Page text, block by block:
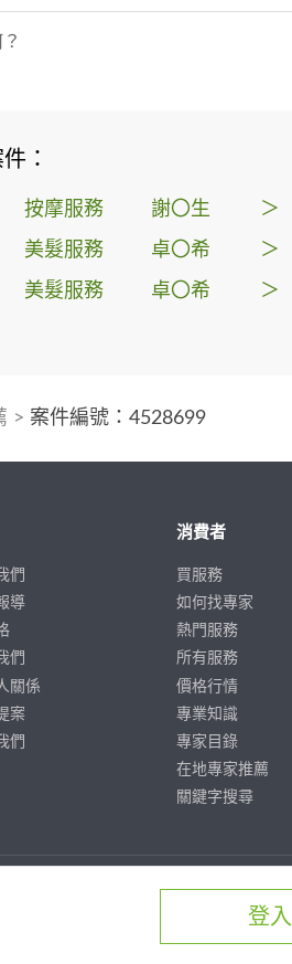
：
按摩服務 謝〇生 ＞
美髮服務 卓〇希 ＞
美髮服務 卓〇希 ＞
> 案件編號：4528699
登入
們
導
們
關係
案
們
消費者
買服務
如何找專家
熱門服務
所有服務
價格行情
專業知識
專家目錄
在地專家推薦
關鍵字搜尋